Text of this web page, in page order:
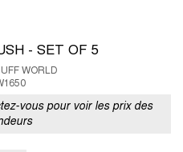
- SET OF 5
WORLD
vous pour voir les prix des